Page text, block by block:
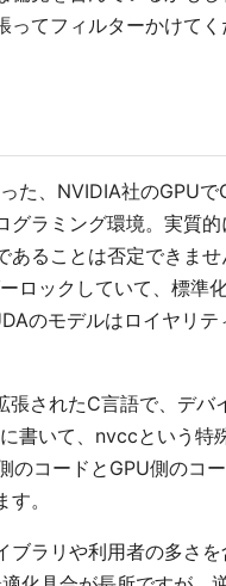
てフィルターかけてく
た、NVIDIA社のGPUで
グラミング環境。実質的
あることは否定できま
ロックしていて、標準
のモデルはロイヤリテ
張されたC言語で、デバ
書いて、nvccという特
のコードとGPU側のコ
。
ブラリや利用者の多さを